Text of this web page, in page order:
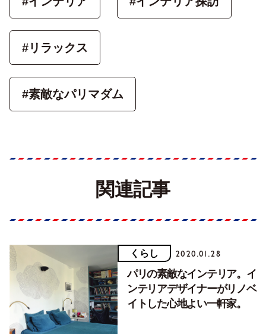
#リラックス
#素敵なパリマダム
関連記事
くらし 2020.01.28
パリの素敵なインテリア。イ
ンテリアデザイナーがリノベ
イトした心地よい一軒家。